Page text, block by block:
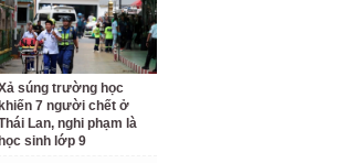
súng trường học
khiến 7 người chết ở
Lan, nghi phạm là
học sinh lớp 9